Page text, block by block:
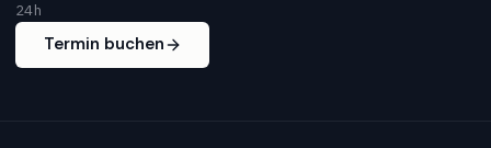
24h
Termin buchen